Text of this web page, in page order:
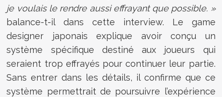
je voulais le rendre aussi effrayant que possible. »
balance-t-il dans cette interview. Le game
designer japonais explique avoir conçu un
système spécifique destiné aux joueurs qui
seraient trop effrayés pour continuer leur partie.
Sans entrer dans les détails, il confirme que ce
système permettrait de poursuivre l’expérience